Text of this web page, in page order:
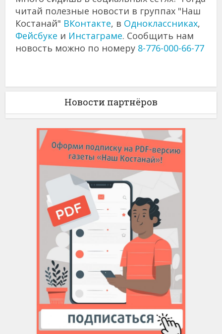
читай полезные новости в группах "Наш
Костанай" ВКонтакте, в Одноклассниках,
Фейсбуке и Инстаграме. Сообщить нам
новость можно по номеру 8-776-000-66-77
Новости партнёров